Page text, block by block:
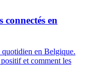
en
quotidien en Belgique.
et comment les